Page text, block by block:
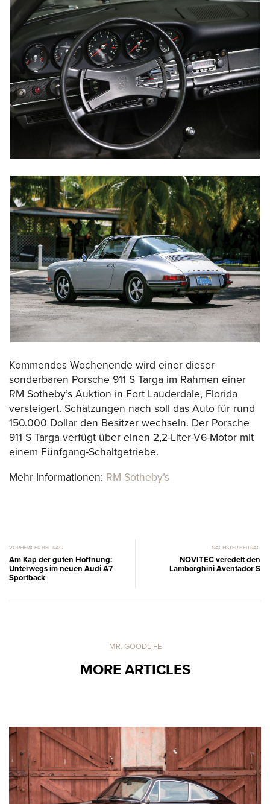
Kommendes Wochenende wird einer dieser
sonderbaren Porsche 911 S Targa im Rahmen einer
RM Sotheby’s Auktion in Fort Lauderdale, Florida
versteigert. Schätzungen nach soll das Auto für rund
150.000 Dollar den Besitzer wechseln. Der Porsche
911 S Targa verfügt über einen 2,2-Liter-V6-Motor mit
einem Fünfgang-Schaltgetriebe.
Mehr Informationen: RM Sotheby’s
VORHERIGER BEITRAG
Am Kap der guten Hoffnung:
Unterwegs im neuen Audi A7
Sportback
NÄCHSTER BEITRAG
NOVITEC veredelt den
Lamborghini Aventador S
MR. GOODLIFE
MORE ARTICLES